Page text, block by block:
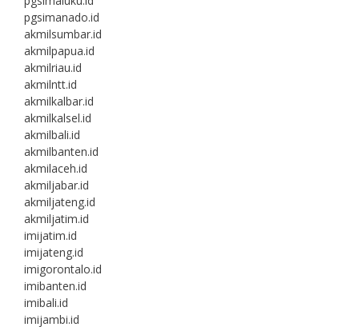
pgsimanado.id
akmilsumbar.id
akmilpapua.id
akmilriau.id
akmilntt.id
akmilkalbar.id
akmilkalsel.id
akmilbali.id
akmilbanten.id
akmilaceh.id
akmiljabar.id
akmiljateng.id
akmiljatim.id
imijatim.id
imijateng.id
imigorontalo.id
imibanten.id
imibali.id
imijambi.id